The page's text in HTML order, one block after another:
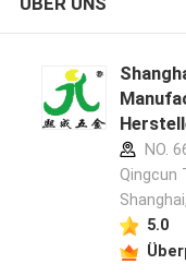
NO.
Qingcun
5.0